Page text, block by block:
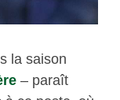
la saison
– paraît